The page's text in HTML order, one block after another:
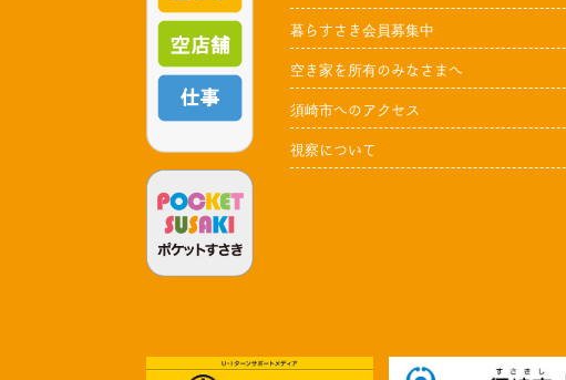
暮らすさき会員募集中
空き家を所有のみなさまへ
須崎市へのアクセス
視察について